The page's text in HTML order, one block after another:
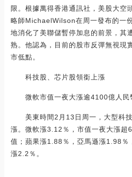
限。根據萬得香港通訊社，美股大空
略師MichaelWilson在周一發布的一
地消化了美聯儲暫停加息的前景，其
熟。他認為，目前的股市反彈無視現
市低點。
科技股、芯片股領銜上漲
微軟市值一夜大漲逾4100億人民
美東時間2月13日周一，大型科技
漲。微軟漲3.12％，市值一夜大漲超
值；蘋果漲1.88％，亞馬遜漲1.98％
漲2.2％。